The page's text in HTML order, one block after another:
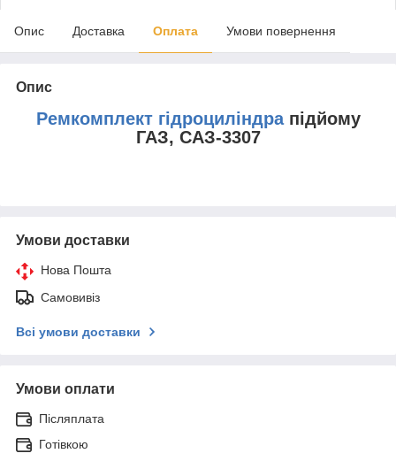
Опис Доставка Оплата Умови повернення
Опис
Ремкомплект гідроциліндрапідйому
ГАЗ, САЗ-3307
Умови доставки
Нова Пошта
Самовивіз
Всі умови доставки
Умови оплати
Післяплата
Готівкою